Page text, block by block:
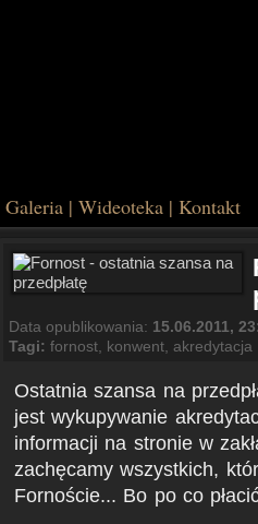
Galeria | Wideoteka | Kontakt
Data opublikowania: 15.06.2011,
Tagi: fornost konwent akredytacja
Ostatnia szansa na
jest wykupywanie
informacji na stronie w
zachęcamy wszystkich,
Fornoście... Bo po co